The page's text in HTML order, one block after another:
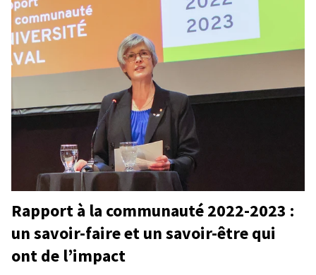
Rapport à la communauté 2022-2023 :
un savoir-faire et un savoir-être qui
ont de l’impact